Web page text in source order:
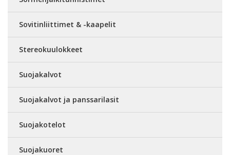
Sovitinliittimet & -kaapelit
Stereokuulokkeet
Suojakalvot
Suojakalvot ja panssarilasit
Suojakotelot
Suojakuoret